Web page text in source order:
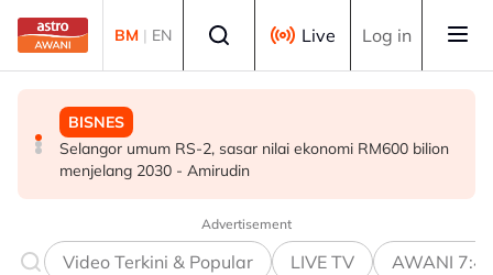
Skip to main content
BM | EN Live Log in
BISNES
Selangor umum RS-2, sasar nilai ekonomi RM600 bilion
menjelang 2030 - Amirudin
POLITIK
Abdul Hadi dakwa Bersatu terkeluar PN, Azmin
tegaskan masih anggota sah
DUNIA
Victoria arah penternak kurung unggas susulan
peningkatan kes selesema burung H5N1
Advertisement
Video Terkini & Popular LIVE TV AWANI